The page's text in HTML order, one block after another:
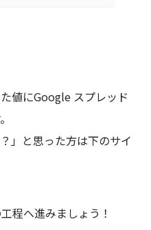
値にGoogle スプレッド
」と思った方は下のサイ
程へ進みましょう！